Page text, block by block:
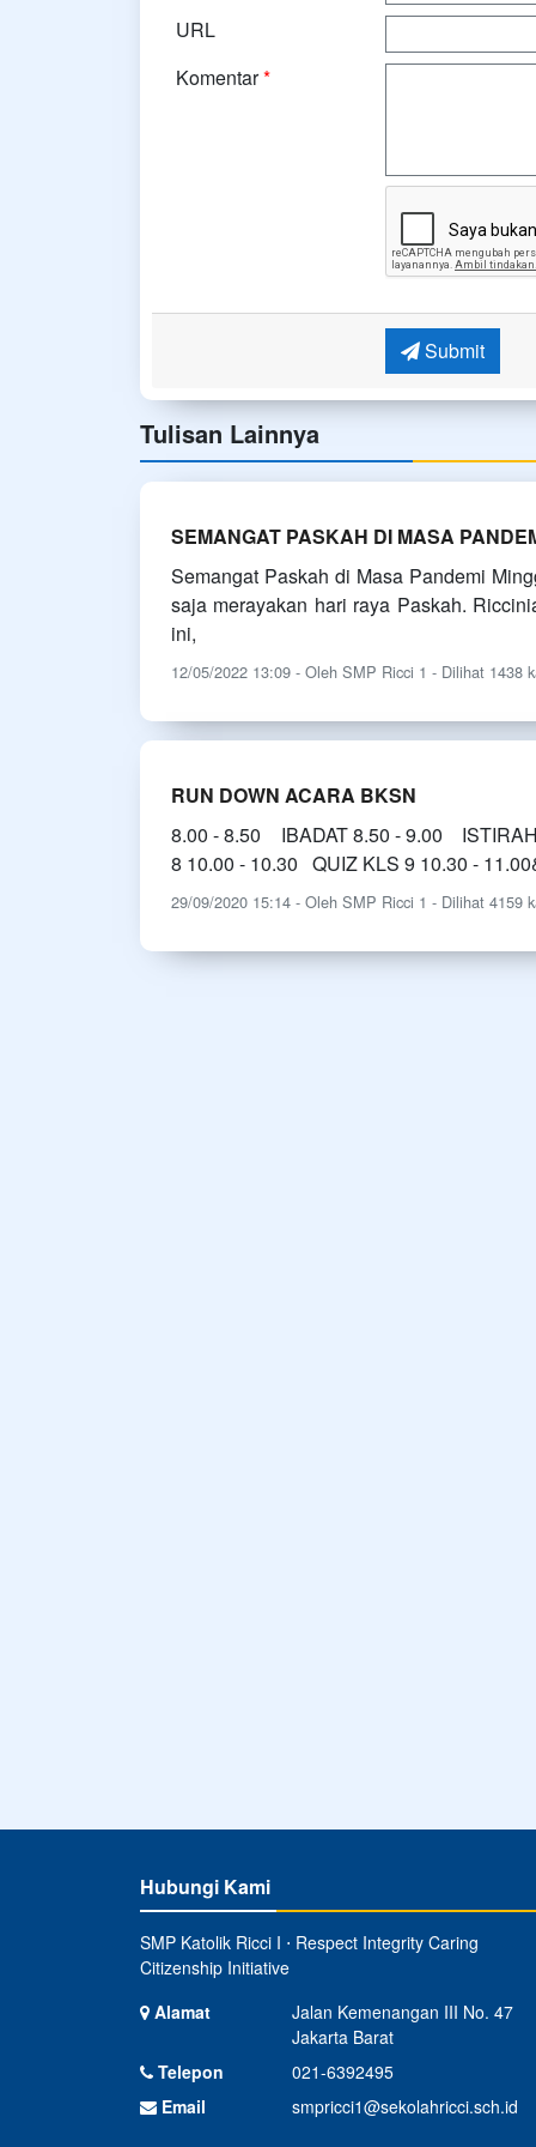
URL
Komentar*
Submit
Tulisan Lainnya
SEMANGAT PASKAH DI MASA
Semangat Paskah di Masa Pandemi
saja merayakan hari raya Paskah.
ini,
12/05/2022 13:09 - Oleh SMP Ricci 1 - Dilihat 1438
RUN DOWN ACARA BKSN
8.00 - 8.50 IBADAT 8.50 - 9.00
8 10.00 - 10.30 QUIZ KLS 9 10.30 -
29/09/2020 15:14 - Oleh SMP Ricci 1 - Dilihat 4159
Hubungi Kami
SMP Katolik Ricci I ⋅ Respect Integrity Caring
Citizenship Initiative
Alamat
Jalan Kemenangan III No. 47
Jakarta Barat
Telepon
021-6392495
Email
smpricci1@sekolahricci.sch.id